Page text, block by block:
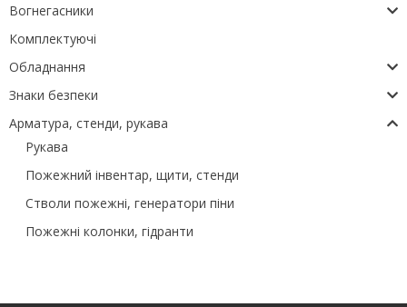
Вогнегасники
Комплектуючі
Обладнання
Знаки безпеки
Арматура, стенди, рукава
Рукава
Пожежний інвентар, щити, стенди
Стволи пожежні, генератори піни
Пожежні колонки, гідранти